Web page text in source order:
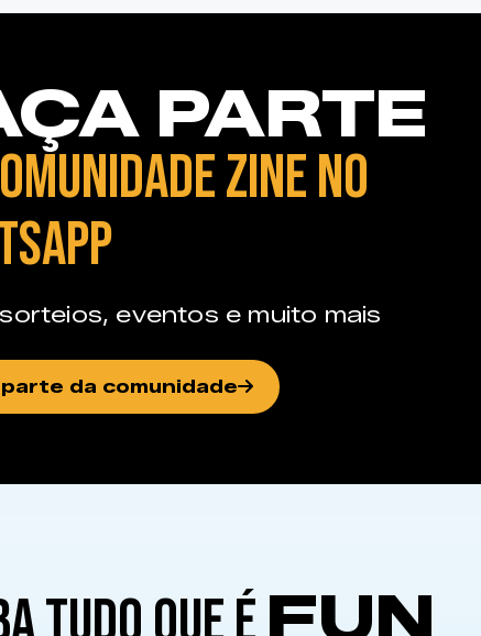
PARTE
ZINE NO
eventos e muito mais
da comunidade
FUN